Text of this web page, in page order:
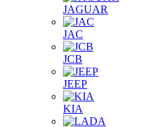
JAGUAR
JAС
JCB
JEEP
KIA